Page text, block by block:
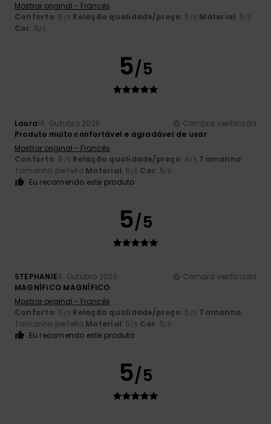
Mostrar original - Francês
Conforto: 5 /5 Relação qualidade/preço: 5 /5 Material: 5/5
Cor: 5/5
5/5
Laura14. Outubro 2025
Compra verificada
Produto muito confortável e agradável de usar
Mostrar original - Francês
Conforto: 5 /5 Relação qualidade/preço: 4 /5 Tamanho:
Tamanho perfeito Material: 5 /5 Cor: 5/5
Eu recomendo este produto
5/5
STEPHANIE9. Outubro 2025
Compra verificada
MAGNÍFICO MAGNÍFICO
Mostrar original - Francês
Conforto: 5 /5 Relação qualidade/preço: 5 /5 Tamanho:
Tamanho perfeito Material: 5 /5 Cor: 5/5
Eu recomendo este produto
5/5